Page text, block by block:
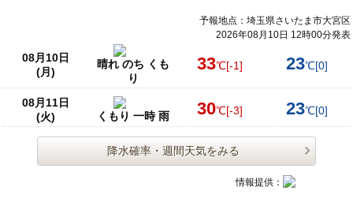
予報地点：埼玉県さいたま市大宮区
2026年08月10日 12時00分発表
08月10日
(月)
晴れ のち くも
り
33℃[-1] 23℃[0]
08月11日
(火)
くもり 一時 雨 30℃[-3] 23℃[0]
降水確率・週間天気をみる
情報提供：